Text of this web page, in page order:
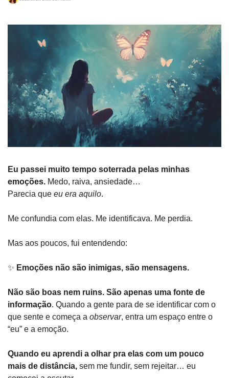
Eu passei muito tempo soterrada pelas minhas
emoções. Medo, raiva, ansiedade…
Parecia que eu era aquilo.
Me confundia com elas. Me identificava. Me perdia.
Mas aos poucos, fui entendendo:
✨ Emoções não são inimigas, são mensagens.
Não são boas nem ruins. São apenas uma fonte de
informação. Quando a gente para de se identificar com o
que sente e começa a observar, entra um espaço entre o
“eu” e a emoção.
Quando eu aprendi a olhar pra elas com um pouco
mais de distância, sem me fundir, sem rejeitar… eu